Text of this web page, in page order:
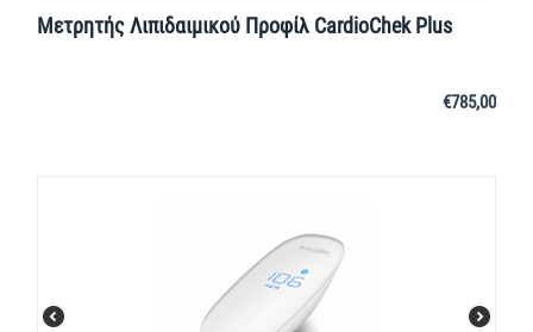
Μετρητής Λιπιδαιμικού Προφίλ CardioChek Plus
€785,00